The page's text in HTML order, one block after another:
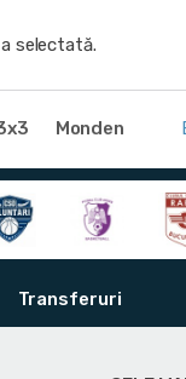
selectată.
Monden
Transferuri